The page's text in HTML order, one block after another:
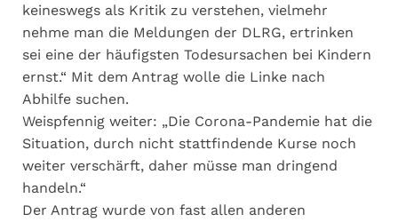
keineswegs als Kritik zu verstehen, vielmehr
nehme man die Meldungen der DLRG, ertrinken
sei eine der häufigsten Todesursachen bei Kindern
ernst.“ Mit dem Antrag wolle die Linke nach
Abhilfe suchen.
Weispfennig weiter: „Die Corona-Pandemie hat die
Situation, durch nicht stattfindende Kurse noch
weiter verschärft, daher müsse man dringend
handeln.“
Der Antrag wurde von fast allen anderen